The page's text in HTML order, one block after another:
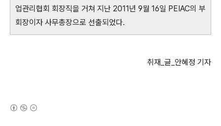
업관리협회 회장직을 거쳐 지난 2011년 9월 16일 PEIAC의 부
회장이자 사무총장으로 선출되었다.
취재_글_안혜정 기자